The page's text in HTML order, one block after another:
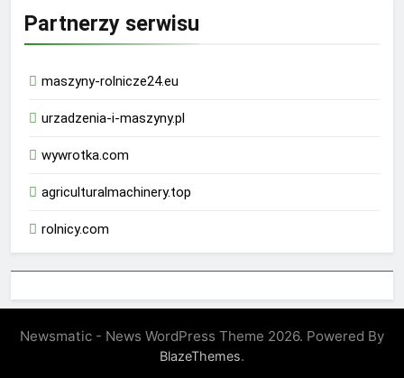
Partnerzy serwisu
maszyny-rolnicze24.eu
urzadzenia-i-maszyny.pl
wywrotka.com
agriculturalmachinery.top
rolnicy.com
rhino 9000 male enhancement pills reviews
drachen male enhancement amazon
Newsmatic - News WordPress Theme 2026. Powered By
BlazeThemes.